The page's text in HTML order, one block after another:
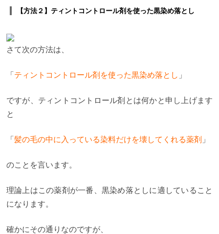
【方法２】ティントコントロール剤を使った黒染め落とし
さて次の方法は、
「 ティントコントロール剤を使った黒染め落とし 」
ですが、ティントコントロール剤とは何かと申し上げます
と
「 髪の毛の中に入っている染料だけを壊してくれる薬剤 」
のことを言います。
理論上はこの薬剤が一番、黒染め落としに適していること
になります。
確かにその通りなのですが、